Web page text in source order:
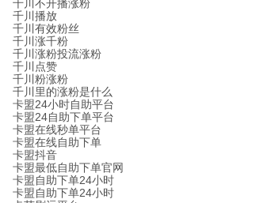
千川不开播涨粉
千川播放
千川有效粉丝
千川涨千粉
千川涨粉投流涨粉
千川点赞
千川粉涨粉
千川里的涨粉是什么
卡盟24小时自助平台
卡盟24自助下单平台
卡盟在线秒单平台
卡盟在线自助下单
卡盟抖音
卡盟最低自助下单官网
卡盟自助下单24小时
卡盟自助下单24小时